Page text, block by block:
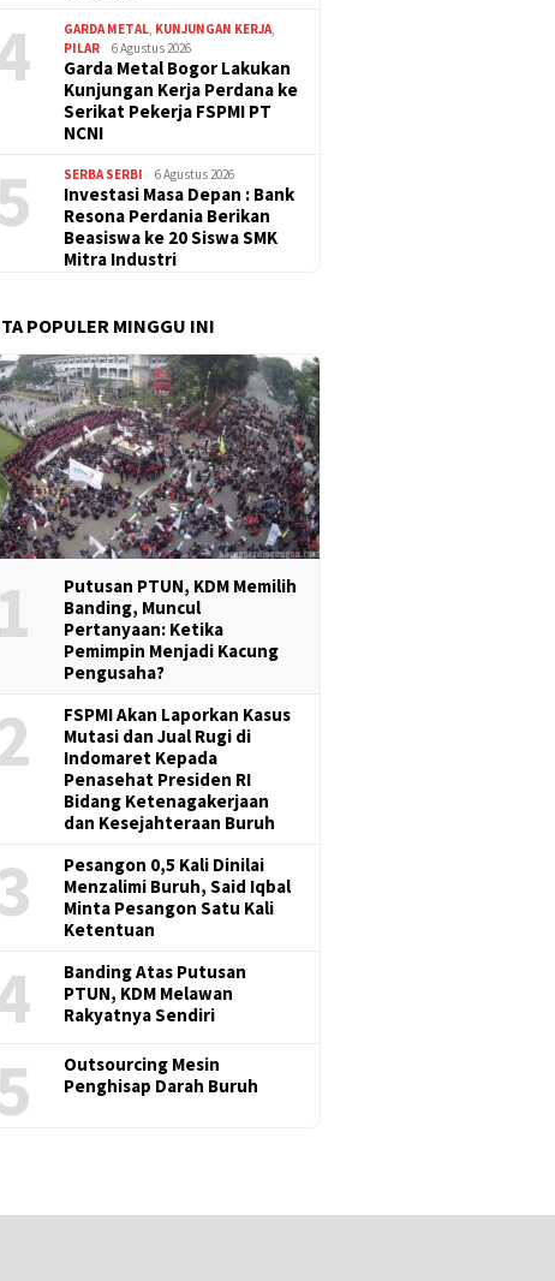
GARDA METAL KUNJUNGAN KERJA
PILAR
6 Agustus 2026
Garda Metal Bogor Lakukan
Kunjungan Kerja Perdana ke
Serikat Pekerja FSPMI PT
NCNI
SERBA SERBI 6 Agustus 2026
Investasi Masa Depan : Bank
Resona Perdania Berikan
Beasiswa ke 20 Siswa SMK
Mitra Industri
POPULER MINGGU INI
1
Putusan PTUN, KDM Memilih
Banding, Muncul
Pertanyaan: Ketika
Pemimpin Menjadi Kacung
Pengusaha?
FSPMI Akan Laporkan Kasus
Mutasi dan Jual Rugi di
Indomaret Kepada
Penasehat Presiden RI
Bidang Ketenagakerjaan
dan Kesejahteraan Buruh
Pesangon 0,5 Kali Dinilai
Menzalimi Buruh, Said Iqbal
Minta Pesangon Satu Kali
Ketentuan
Banding Atas Putusan
PTUN, KDM Melawan
Rakyatnya Sendiri
Outsourcing Mesin
Penghisap Darah Buruh